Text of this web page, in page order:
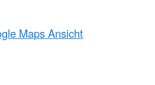
Maps Ansicht